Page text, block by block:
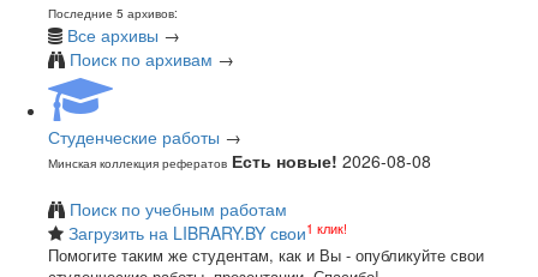
Последние 5 архивов:
Все архивы →
Поиск по архивам →
Студенческие работы →
Минская коллекция рефератов Есть новые! 2026-08-08
Поиск по учебным работам
Загрузить на LIBRARY.BY свои1 клик!
Помогите таким же студентам, как и Вы - опубликуйте свои